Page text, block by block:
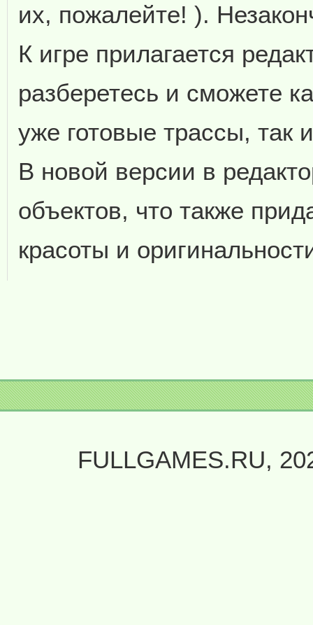
их, пожалейте! ).
К игре прилагается
разберетесь и сможете
уже готовые трассы, так
В новой версии в
объектов, что также
красоты и
FULLGAMES.RU,